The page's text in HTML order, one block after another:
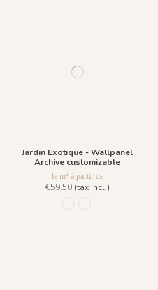
Jardin Exotique - Wallpanel
Archive customizable
le m² à partir de
€59.50(tax incl.)